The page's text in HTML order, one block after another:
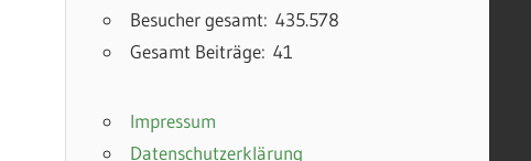
Besucher gesamt: 435.578
Gesamt Beiträge: 41
Impressum
Datenschutzerklärung